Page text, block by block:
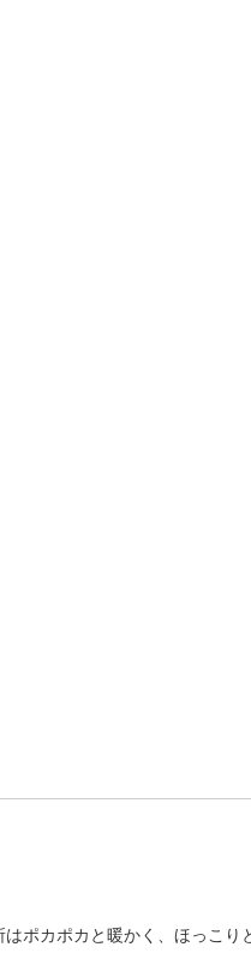
ポカポカと暖かく、ほっこり